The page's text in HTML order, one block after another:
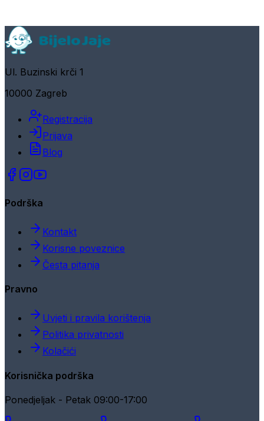
Ul. Buzinski krči 1
10000 Zagreb
Registracija
Prijava
Blog
Podrška
Kontakt
Korisne poveznice
Česta pitanja
Pravno
Uvjeti i pravila korištenja
Politika privatnosti
Kolačići
Korisnička podrška
Ponedjeljak - Petak 09:00-17:00